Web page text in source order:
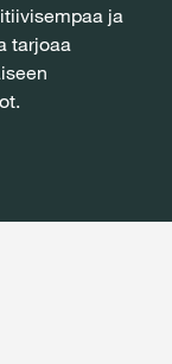
ja
tarjoaa